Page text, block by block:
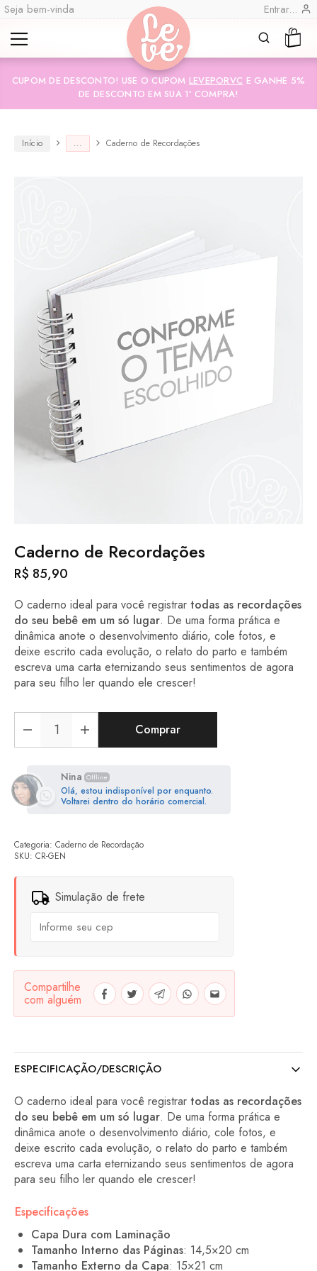
Seja bem-vinda Entrar...
Leve
"por
você"
Lembranças
Especiais
Variedades
Encadernadas
CUPOM DE DESCONTO! USE O CUPOM LEVEPORVC E GANHE 5%
DE DESCONTO EM SUA 1ª COMPRA!
Início ... Caderno de Recordações
Caderno de Recordações
R$ 85,90
O caderno ideal para você registrar todas as recordações
do seu bebê em um só lugar. De uma forma prática e
dinâmica anote o desenvolvimento diário, cole fotos, e
deixe escrito cada evolução, o relato do parto e também
escreva uma carta eternizando seus sentimentos de agora
para seu filho ler quando ele crescer!
Comprar
Nina Offline
Olá, estou indisponível por enquanto.
Voltarei dentro do horário comercial.
SKU: CR-GEN
Categoria: Caderno de Recordação
Simulação de frete
Compartilhe
com alguém
ESPECIFICAÇÃO/DESCRIÇÃO
O caderno ideal para você registrar todas as recordações
do seu bebê em um só lugar. De uma forma prática e
dinâmica anote o desenvolvimento diário, cole fotos, e
deixe escrito cada evolução, o relato do parto e também
escreva uma carta eternizando seus sentimentos de agora
para seu filho ler quando ele crescer!
Especificações
Capa Dura com Laminação
Tamanho Interno das Páginas: 14,5×20 cm
Tamanho Externo da Capa: 15×21 cm